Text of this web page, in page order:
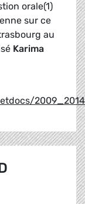
orale(1)
sur ce
au
Karima